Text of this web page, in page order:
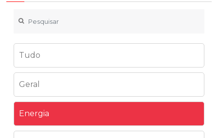
Tudo
Geral
Energia